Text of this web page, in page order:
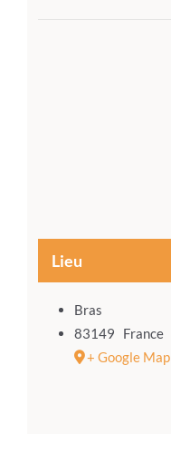
Lieu
Bras
83149
France
+ Google Map